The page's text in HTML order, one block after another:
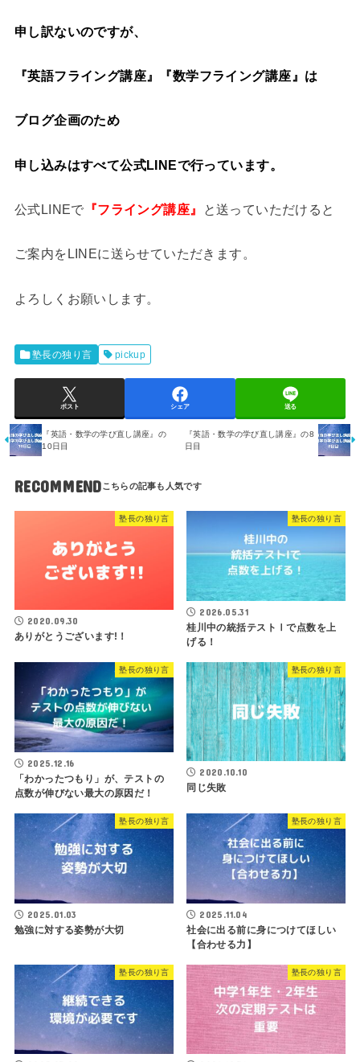
申し訳ないのですが、
『英語フライング講座』『数学フライング講座』 は
ブログ企画のため
申し込みはすべて公式LINEで行っています。
公式LINEで 『フライング講座』 と送っていただけると
ご案内をLINEに送らせていただきます。
よろしくお願いします。
塾長の独り言 pickup
ポスト シェア 送る
『英語・数学の学び直し講座』の
10日目
『英語・数学の学び直し講座』の8
日目
RECOMMEND
塾長の独り言
2020.09.30
ありがとうございます!！
塾長の独り言
2026.05.31
桂川中の統括テストⅠで点数を上
げる！
塾長の独り言
2025.12.16
「わかったつもり」が、テストの
点数が伸びない最大の原因だ！
塾長の独り言
2020.10.10
同じ失敗
塾長の独り言
2025.01.03
勉強に対する姿勢が大切
塾長の独り言
2025.11.04
社会に出る前に身につけてほしい
【合わせる力】
塾長の独り言 塾長の独り言